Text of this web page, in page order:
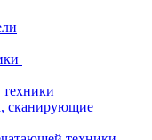
техники
сканирующие